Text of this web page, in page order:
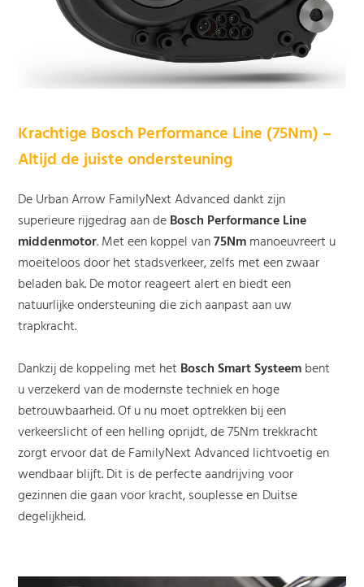
Krachtige Bosch Performance Line (75Nm) –
Altijd de juiste ondersteuning
De Urban Arrow FamilyNext Advanced dankt zijn
superieure rijgedrag aan deBosch Performance Line
middenmotor. Met een koppel van75Nmmanoeuvreert u
moeiteloos door het stadsverkeer, zelfs met een zwaar
beladen bak. De motor reageert alert en biedt een
natuurlijke ondersteuning die zich aanpast aan uw
trapkracht.
Dankzij de koppeling met het Bosch Smart Systeembent
u verzekerd van de modernste techniek en hoge
betrouwbaarheid. Of u nu moet optrekken bij een
verkeerslicht of een helling oprijdt, de 75Nm trekkracht
zorgt ervoor dat de FamilyNext Advanced lichtvoetig en
wendbaar blijft. Dit is de perfecte aandrijving voor
gezinnen die gaan voor kracht, souplesse en Duitse
degelijkheid.